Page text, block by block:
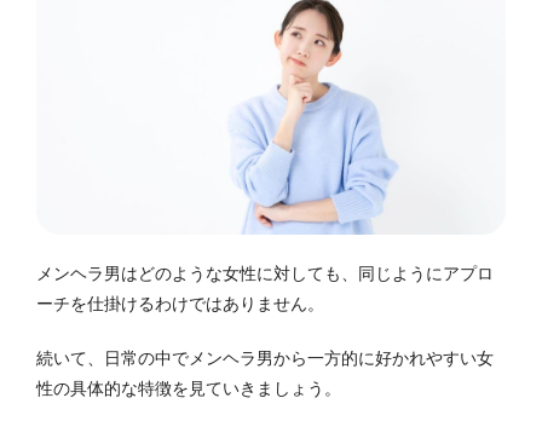
メンヘラ男はどのような女性に対しても、同じようにアプロ
ーチを仕掛けるわけではありません。
続いて、日常の中でメンヘラ男から一方的に好かれやすい女
性の具体的な特徴を見ていきましょう。